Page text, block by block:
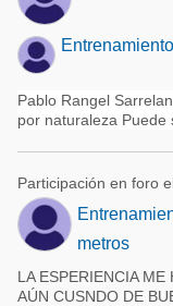
Pablo Rangel
por naturaleza Puede
Participación en foro
metros
LA ESPERIENCIA
AÚN CUSNDO DE